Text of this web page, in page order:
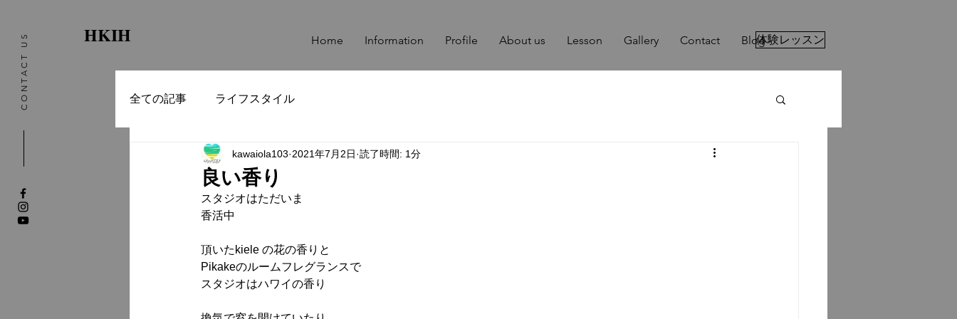
CONTACT US HKIH Home Information Profile About us Lesson Gallery Contact Blog体験レッスン
全ての記事 ライフスタイル
良い香り
kawaiola103 2021年7月2日 読了時間: 1分
スタジオはただいま
香活中
頂いたkiele の花の香りと
Pikakeのルームフレグランスで
スタジオはハワイの香り